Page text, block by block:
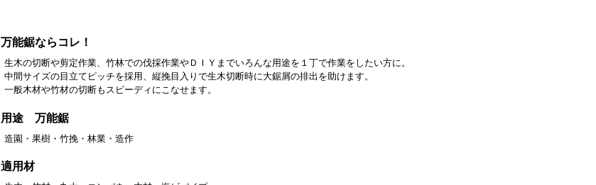
万能鋸ならコレ！
生木の切断や剪定作業、竹林での伐採作業やＤＩＹまでいろんな用途を１丁で作業をしたい方に。
中間サイズの目立てピッチを採用、縦挽目入りで生木切断時に大鋸屑の排出を助けます。
一般木材や竹材の切断もスピーディにこなせます。
用途 万能鋸
造園・果樹・竹挽・林業・造作
適用材